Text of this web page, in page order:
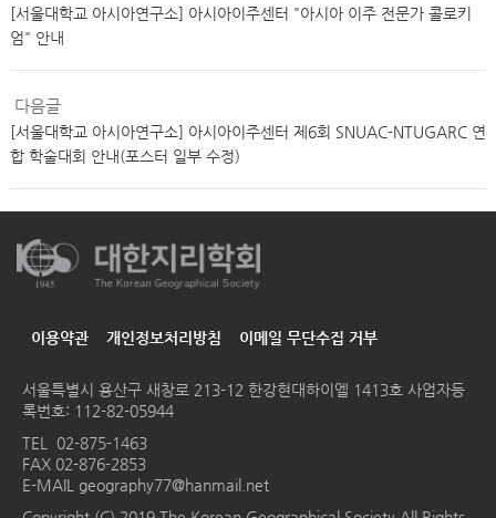
[서울대학교 아시아연구소] 아시아이주센터 "아시아 이주 전문가 콜로키
엄" 안내
다음글
[서울대학교 아시아연구소] 아시아이주센터 제6회 SNUAC-NTUGARC 연
합 학술대회 안내(포스터 일부 수정)
이용약관 개인정보처리방침 이메일 무단수집 거부
서울특별시 용산구 새창로 213-12 한강현대하이엘 1413호 사업자등
록번호: 112-82-05944
TEL 02-875-1463
FAX 02-876-2853
E-MAIL geography77@hanmail.net